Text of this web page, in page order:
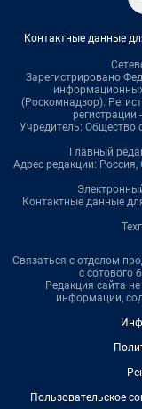
Контактные данные
Зарегистрировано
(Роскомнадзор).
Учредитель: Общество
Главный
Адрес редакции:
Контактные данные
Связаться с отделом
с сотового
Редакция сайта
информации,
Пользовательское